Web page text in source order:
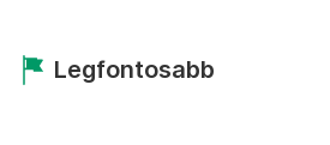
Legfontosabb